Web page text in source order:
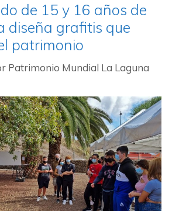
de 15 y 16 años de
diseña grafitis que
patrimonio
Patrimonio Mundial La Laguna